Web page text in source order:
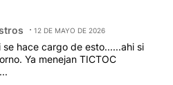
12 DE MAYO DE 2026
hace cargo de esto......ahi si
Ya menejan TICTOC